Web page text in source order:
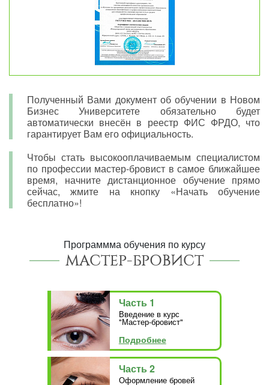
Полученный Вами документ об обучении в Новом
Бизнес Университете обязательно будет
автоматически внесён в реестр ФИС ФРДО, что
гарантирует Вам его официальность.
Чтобы стать высокооплачиваемым специалистом
по профессии мастер-бровист в самое ближайшее
время, начните дистанционное обучение прямо
сейчас, жмите на кнопку «Начать обучение
бесплатно»!
Программма обучения по курсу
МАСТЕР-БРОВИСТ
Часть 1
Введение в курс
"Мастер-бровист"
Подробнее
Часть 2
Оформление бровей